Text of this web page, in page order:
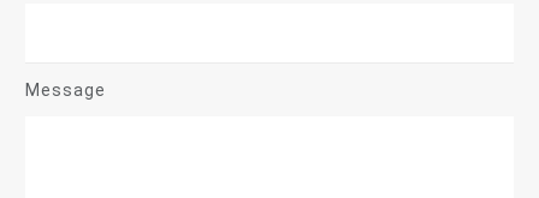
Message